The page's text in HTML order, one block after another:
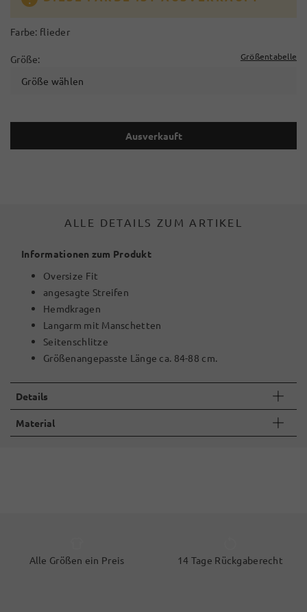
Farbe: flieder
Größe: Größentabelle
Größe wählen
Ausverkauft
ALLE DETAILS ZUM ARTIKEL
Informationen zum Produkt
Oversize Fit
angesagte Streifen
Hemdkragen
Langarm mit Manschetten
Seitenschlitze
Größenangepasste Länge ca. 84-88 cm.
Details
Material
Alle Größen ein Preis 14 Tage Rückgaberecht